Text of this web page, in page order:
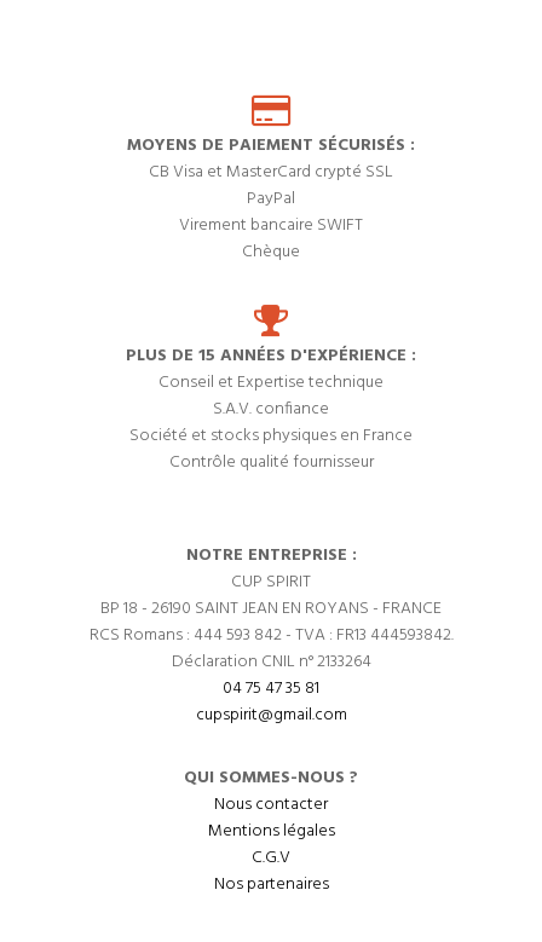
MOYENS DE PAIEMENT SÉCURISÉS :
CB Visa et MasterCard crypté SSL
PayPal
Virement bancaire SWIFT
Chèque
PLUS DE 15 ANNÉES D'EXPÉRIENCE :
Conseil et Expertise technique
S.A.V. confiance
Société et stocks physiques en France
Contrôle qualité fournisseur
NOTRE ENTREPRISE :
CUP SPIRIT
BP 18 - 26190 SAINT JEAN EN ROYANS - FRANCE
RCS Romans : 444 593 842 - TVA : FR13 444593842.
Déclaration CNIL n° 2133264
04 75 47 35 81
cupspirit@gmail.com
QUI SOMMES-NOUS ?
Nous contacter
Mentions légales
C.G.V
Nos partenaires